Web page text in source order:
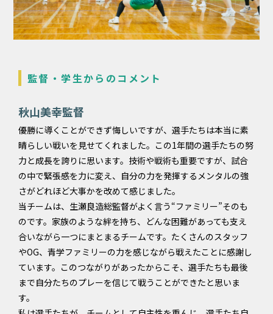
監督・学生からのコメント
秋山美幸監督
優勝に導くことができず悔しいですが、選手たちは本当に素
晴らしい戦いを見せてくれました。この1年間の選手たちの努
力と成長を誇りに思います。技術や戦術も重要ですが、試合
の中で緊張感を力に変え、自分の力を発揮するメンタルの強
さがどれほど大事かを改めて感じました。
当チームは、生瀬良造総監督がよく言う“ファミリー”そのも
のです。家族のような絆を持ち、どんな困難があっても支え
合いながら一つにまとまるチームです。たくさんのスタッフ
やOG、青学ファミリーの力を感じながら戦えたことに感謝し
ています。このつながりがあったからこそ、選手たちも最後
まで自分たちのプレーを信じて戦うことができたと思いま
す。